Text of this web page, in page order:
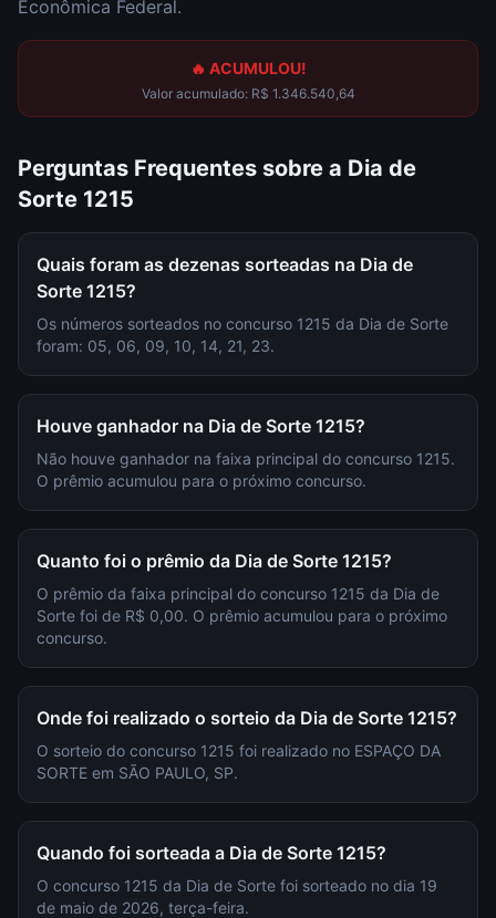
Econômica Federal.
🔥 ACUMULOU!
Valor acumulado: R$ 1.346.540,64
Perguntas Frequentes sobre a Dia de
Sorte 1215
Quais foram as dezenas sorteadas na Dia de
Sorte 1215?
Os números sorteados no concurso 1215 da Dia de Sorte
foram: 05, 06, 09, 10, 14, 21, 23.
Houve ganhador na Dia de Sorte 1215?
Não houve ganhador na faixa principal do concurso 1215.
O prêmio acumulou para o próximo concurso.
Quanto foi o prêmio da Dia de Sorte 1215?
O prêmio da faixa principal do concurso 1215 da Dia de
Sorte foi de R$ 0,00. O prêmio acumulou para o próximo
concurso.
Onde foi realizado o sorteio da Dia de Sorte 1215?
O sorteio do concurso 1215 foi realizado no ESPAÇO DA
SORTE em SÃO PAULO, SP.
Quando foi sorteada a Dia de Sorte 1215?
O concurso 1215 da Dia de Sorte foi sorteado no dia 19
de maio de 2026, terça-feira.